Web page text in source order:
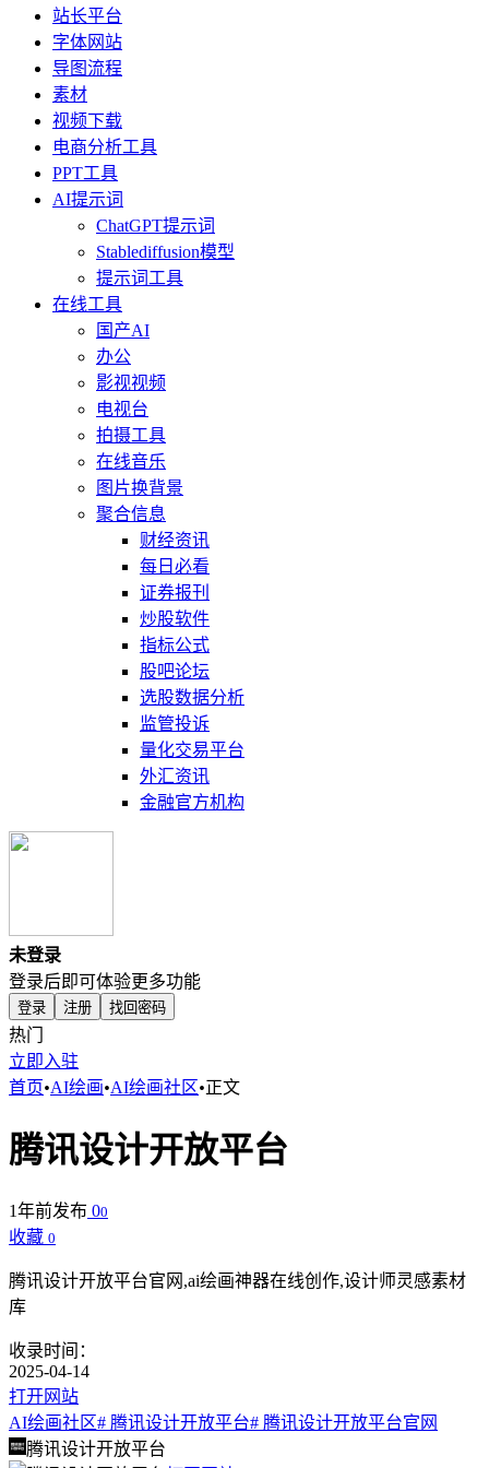
站长平台
字体网站
导图流程
素材
视频下载
电商分析工具
PPT工具
AI提示词
ChatGPT提示词
Stablediffusion模型
提示词工具
在线工具
国产AI
办公
影视视频
电视台
拍摄工具
在线音乐
图片换背景
聚合信息
财经资讯
每日必看
证券报刊
炒股软件
指标公式
股吧论坛
选股数据分析
监管投诉
量化交易平台
外汇资讯
金融官方机构
未登录
登录后即可体验更多功能
登录 注册 找回密码
热门
立即入驻
首页•AI绘画•AI绘画社区•正文
腾讯设计开放平台
1年前发布 00
收藏 0
腾讯设计开放平台官网,ai绘画神器在线创作,设计师灵感素材
库
收录时间：
2025-04-14
打开网站
AI绘画社区# 腾讯设计开放平台# 腾讯设计开放平台官网
腾讯设计开放平台